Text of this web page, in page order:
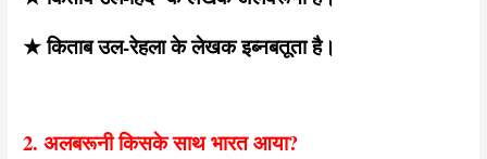
★ किताब उल-रेहला के लेखक इब्नबतूता है।
2. अलबरूनी किसके साथ भारत आया?